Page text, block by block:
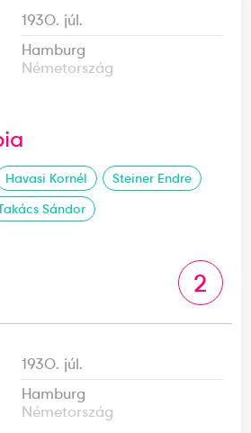
1930. júl.
Hamburg
Németország
Havasi Kornél
Steiner Endre
Sándor
2
1930. júl.
Hamburg
Németország